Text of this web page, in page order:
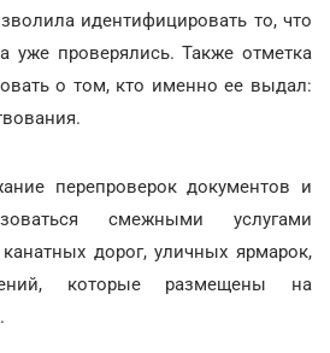
идентифицировать то, что
уже проверялись. Также отметка
о том, кто именно ее выдал:
перепроверок документов и
смежными услугами
дорог, уличных ярмарок,
которые размещены на